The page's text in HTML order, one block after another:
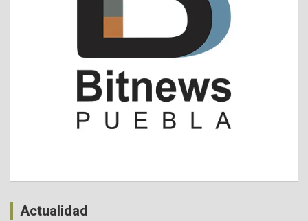
Actualidad